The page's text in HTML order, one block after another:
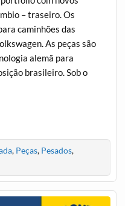
– traseiro. Os
caminhões das
As peças são
alemã para
brasileiro. Sob o
, Peças, Pesados,